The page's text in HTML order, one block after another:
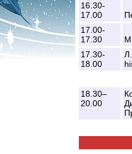
16.30-
17.00
17.00-
17.30
17.30-
18.00
18.30–
20.00